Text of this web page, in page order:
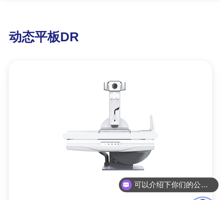
动态平板DR
可以介绍下你们的公司么？